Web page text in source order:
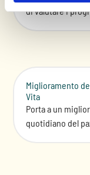
di valutare i
Miglioramento
Vita
Porta a un
quotidiano del